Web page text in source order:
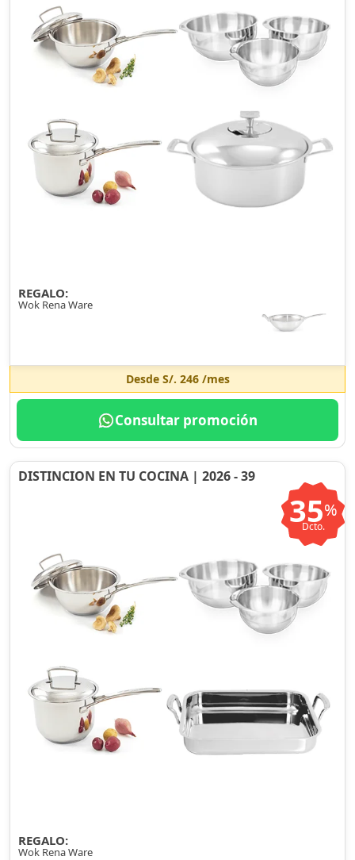
REGALO:
Wok Rena Ware
Desde S/. 246/mes
Consultar promoción
DISTINCION EN TU COCINA | 2026 - 39
35%
Dcto.
REGALO:
Wok Rena Ware